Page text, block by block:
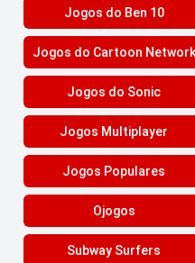
Jogos do Ben 10
Jogos do Cartoon Network
Jogos do Sonic
Jogos Multiplayer
Jogos Populares
Ojogos
Subway Surfers